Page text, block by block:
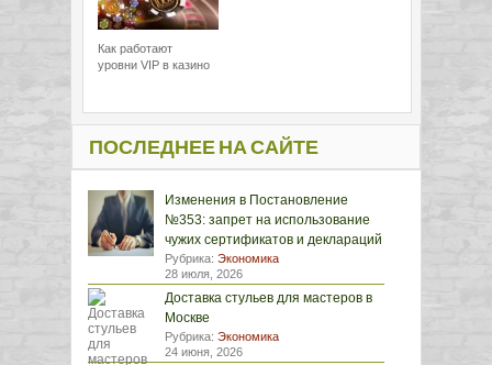
Как работают
уровни VIP в казино
ПОСЛЕДНЕЕ НА САЙТЕ
Изменения в Постановление
№353: запрет на использование
чужих сертификатов и деклараций
Рубрика: Экономика
28 июля, 2026
Доставка стульев для мастеров в
Москве
Рубрика: Экономика
24 июня, 2026